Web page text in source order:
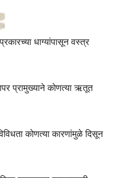
धाग्यांपासून वस्त्र
प्रामुख्याने कोणत्या ऋतूत
कोणत्या कारणांमुळे दिसून